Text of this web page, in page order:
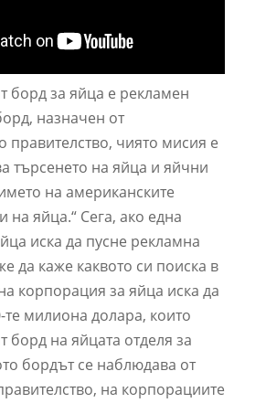
борд за яйца е рекламен
назначен от
правителство, чиято мисия е
търсенето на яйца и яйчни
на американските
на яйца.“ Сега, ако една
иска да пусне рекламна
да каже каквото си поиска в
корпорация за яйца иска да
те милиона долара, които
борд на яйцата отделя за
бордът се наблюдава от
на корпорациите